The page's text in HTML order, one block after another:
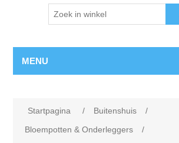
MENU
Startpagina / Buitenshuis
/
Bloempotten & Onderleggers
/